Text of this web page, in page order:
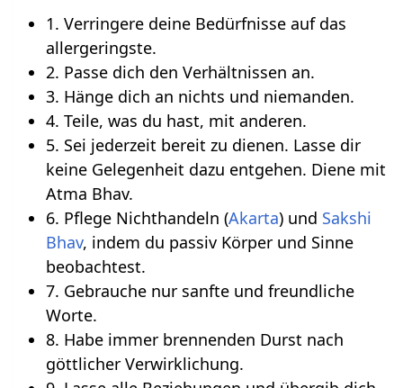
1. Verringere deine Bedürfnisse auf das
allergeringste.
2. Passe dich den Verhältnissen an.
3. Hänge dich an nichts und niemanden.
4. Teile, was du hast, mit anderen.
5. Sei jederzeit bereit zu dienen. Lasse dir
keine Gelegenheit dazu entgehen. Diene mit
Atma Bhav.
6. Pflege Nichthandeln (Akarta) und Sakshi
Bhav, indem du passiv Körper und Sinne
beobachtest.
7. Gebrauche nur sanfte und freundliche
Worte.
8. Habe immer brennenden Durst nach
göttlicher Verwirklichung.